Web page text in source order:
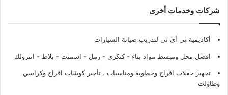
شركات وخدمات أخرى
أكاديمية تي أي تي لتدريب صيانة السيارات
افضل محل ومبسط مواد بناء - كنكري - رمل - اسمنت - بلاط - انترولك
تجهيز حفلات افراح وخطوبة ومناسبات ، تأجير كوشات افراح وكراسي
وطاولت